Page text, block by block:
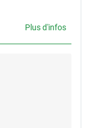
Plus d'infos